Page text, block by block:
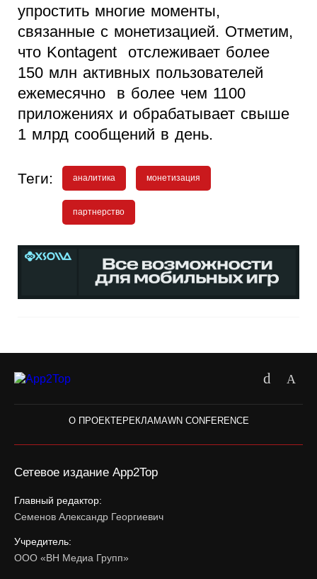
упростить многие моменты,
связанные с монетизацией. Отметим,
что Kontagent отслеживает более
150 млн активных пользователей
ежемесячно в более чем 1100
приложениях и обрабатывает свыше
1 млрд сообщений в день.
Теги: аналитика монетизация
партнерство
О ПРОЕКТЕРЕКЛАМАWN CONFERENCE
Сетевое издание App2Top
Главный редактор:
Семенов Александр Георгиевич
Учредитель:
ООО «ВН Медиа Групп»